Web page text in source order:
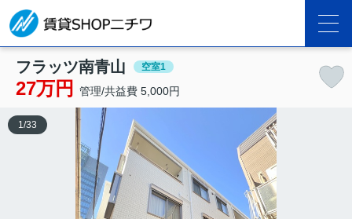
フラッツ南青山 空室1
27万円 管理/共益費 5,000円
1 /33